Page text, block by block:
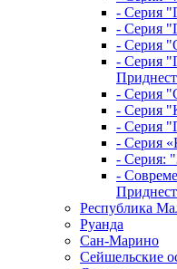
- Серия
- Серия
- Серия
- Серия
- Серия
- Серия
- Серия
- Серия
- Серия:
-
Республика
Руанда
Сан-Марино
Сейшельские